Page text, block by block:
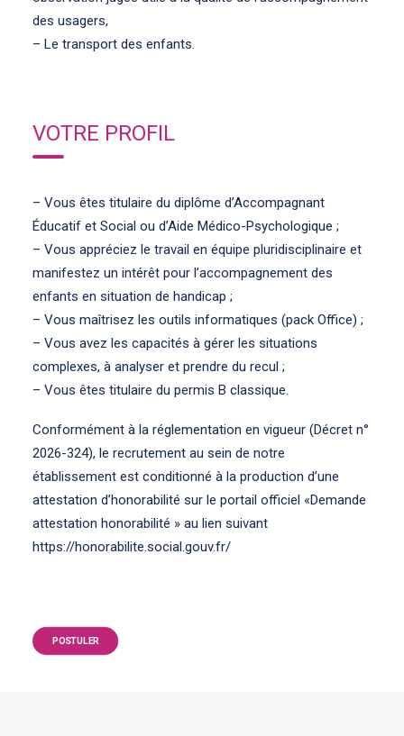
des usagers,
– Le transport des enfants.
VOTRE PROFIL
– Vous êtes titulaire du diplôme d’Accompagnant
Éducatif et Social ou d’Aide Médico-Psychologique ;
– Vous appréciez le travail en équipe pluridisciplinaire et
manifestez un intérêt pour l’accompagnement des
enfants en situation de handicap ;
– Vous maîtrisez les outils informatiques (pack Office) ;
– Vous avez les capacités à gérer les situations
complexes, à analyser et prendre du recul ;
– Vous êtes titulaire du permis B classique.
Conformément à la réglementation en vigueur (Décret n°
2026-324), le recrutement au sein de notre
établissement est conditionné à la production d’une
attestation d’honorabilité sur le portail officiel «Demande
attestation honorabilité » au lien suivant
https://honorabilite.social.gouv.fr/
POSTULER